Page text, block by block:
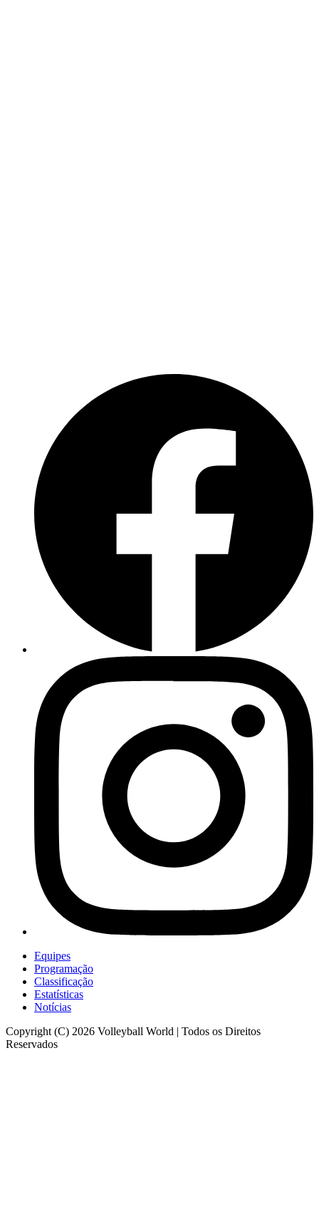
Equipes
Programação
Classificação
Estatísticas
Notícias
Copyright (C) 2026 Volleyball World | Todos os Direitos
Reservados